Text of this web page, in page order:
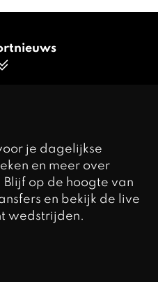
je dagelijkse
en meer over
Blijf op de hoogte van
en bekijk de live
wedstrijden.